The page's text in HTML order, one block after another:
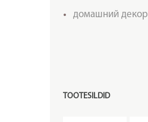
домашний декор
TOOTESILDID